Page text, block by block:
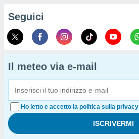
Seguici
Il meteo via e-mail
Ho letto e accetto la politica sulla privacy